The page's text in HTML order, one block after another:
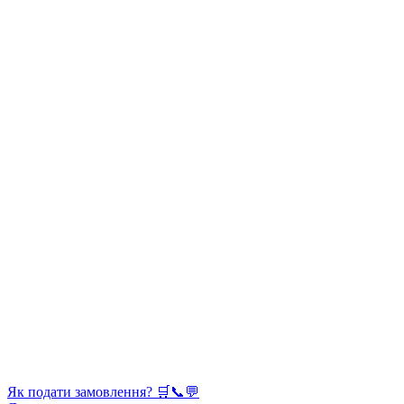
Як подати замовлення? 🛒📞💬